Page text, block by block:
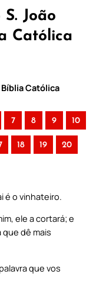
João
Católica
Católica
7 8 9 10
18 19 20
é o vinhateiro.
ele a cortará; e
dê mais
que vos